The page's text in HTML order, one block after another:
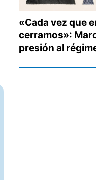
«Cada vez que
cerramos»:
presión al